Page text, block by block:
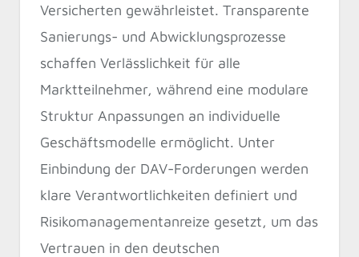
Versicherten gewährleistet. Transparente
Sanierungs- und Abwicklungsprozesse
schaffen Verlässlichkeit für alle
Marktteilnehmer, während eine modulare
Struktur Anpassungen an individuelle
Geschäftsmodelle ermöglicht. Unter
Einbindung der DAV-Forderungen werden
klare Verantwortlichkeiten definiert und
Risikomanagementanreize gesetzt, um das
Vertrauen in den deutschen